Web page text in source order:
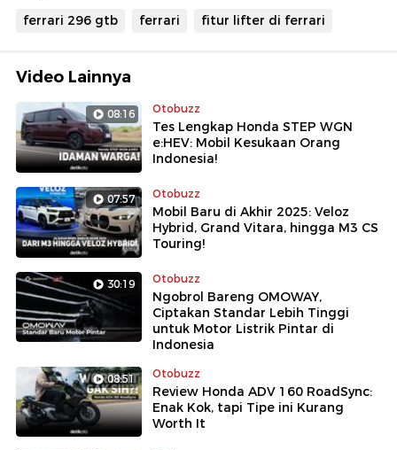
ferrari 296 gtb ferrari fitur lifter di ferrari
Video Lainnya
08:16 Otobuzz
Tes Lengkap Honda STEP WGN
e:HEV: Mobil Kesukaan Orang
Indonesia!
07:57 Otobuzz
Mobil Baru di Akhir 2025: Veloz
Hybrid, Grand Vitara, hingga M3 CS
Touring!
30:19 Otobuzz
Ngobrol Bareng OMOWAY,
Ciptakan Standar Lebih Tinggi
untuk Motor Listrik Pintar di
Indonesia
08:51 Otobuzz
Review Honda ADV 160 RoadSync:
Enak Kok, tapi Tipe ini Kurang
Worth It